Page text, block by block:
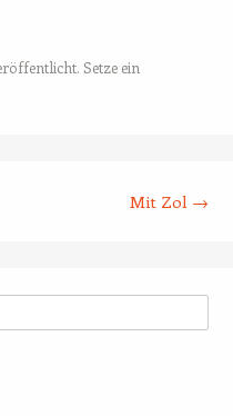
Setze ein
Mit Zol →